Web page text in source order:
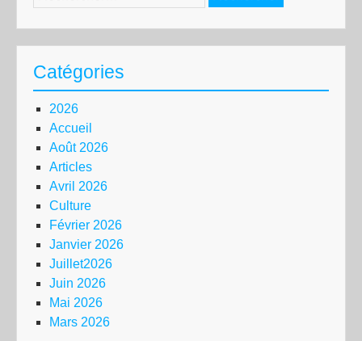
Catégories
2026
Accueil
Août 2026
Articles
Avril 2026
Culture
Février 2026
Janvier 2026
Juillet2026
Juin 2026
Mai 2026
Mars 2026